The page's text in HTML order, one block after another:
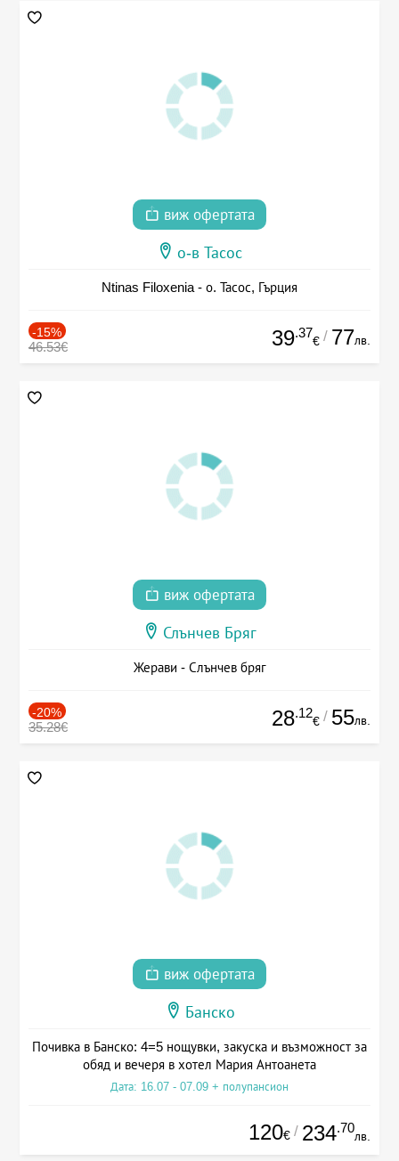
виж офертата
о-в Тасос
Ntinas Filoxenia - о. Тасос, Гърция
-15%
46.53€ 39.37
€ / 77лв.
виж офертата
Слънчев Бряг
Жерави - Слънчев бряг
-20%
35.28€ 28.12
€ / 55лв.
виж офертата
Банско
Почивка в Банско: 4=5 нощувки, закуска и възможност за
обяд и вечеря в хотел Мария Антоанета
Дата: 16.07 - 07.09 + полупансион
120€ / 234.70
лв.